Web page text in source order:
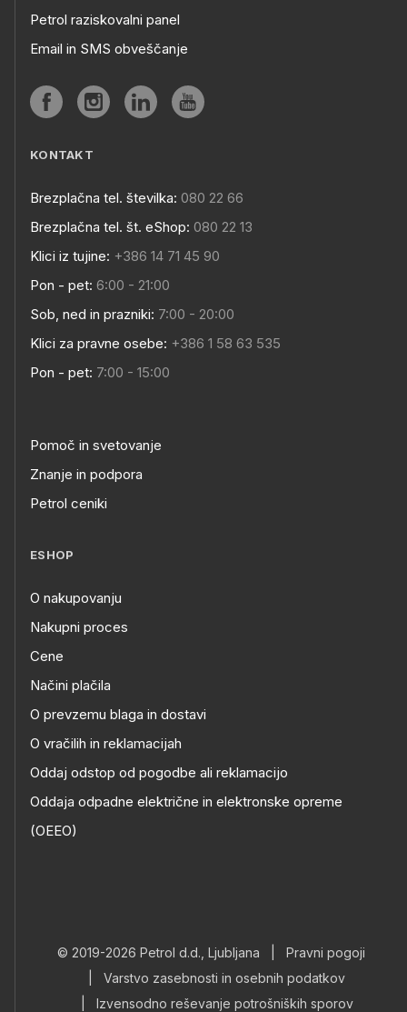
Petrol raziskovalni panel
Email in SMS obveščanje
KONTAKT
Brezplačna tel. številka: 080 22 66
Brezplačna tel. št. eShop: 080 22 13
Klici iz tujine: +386 14 71 45 90
Pon - pet: 6:00 - 21:00
Sob, ned in prazniki: 7:00 - 20:00
Klici za pravne osebe: +386 1 58 63 535
Pon - pet: 7:00 - 15:00
Pomoč in svetovanje
Znanje in podpora
Petrol ceniki
ESHOP
O nakupovanju
Nakupni proces
Cene
Načini plačila
O prevzemu blaga in dostavi
O vračilih in reklamacijah
Oddaj odstop od pogodbe ali reklamacijo
Oddaja odpadne električne in elektronske opreme
(OEEO)
© 2019-2026 Petrol d.d., Ljubljana
Pravni pogoji
Varstvo zasebnosti in osebnih podatkov
Izvensodno reševanje potrošniških sporov